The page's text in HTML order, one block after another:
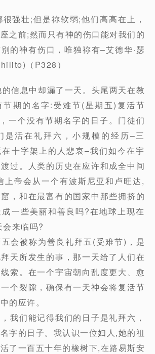
强壮;但是祢软弱;他们高高在上，
之前;然而只有神的伤口能对我们的
的神有伤口，唯独祢有–艾德华·瑟
（P328）
信息中却漏了一天。头尾两天在教
节期的名字:受难节(星期五)复活节
一个没有节期名字的日子。门徒们
是活在礼拜六，小规模的经历–三
十字架上的人悲哀–我们如今在宇
过。人类的历史在应许和成全中间
上帝会从一个有波斯尼亚和卢旺达,
，和在最富有的国家中那些拥挤的
一些美丽和善良吗?在地球上现在
来临吗?
会被称为善良礼拜五(受难节)，是
天所发生的事，那一天给了人们在
索。在一个宇宙朝向乱度更大、愈
个裂隙，确保有一天神会将复活节
的应许。
我们能记得我们的日子是礼拜六，
字的日子。我认识一位妇人,她的祖
了一百五十年的橡树下,在路易斯安